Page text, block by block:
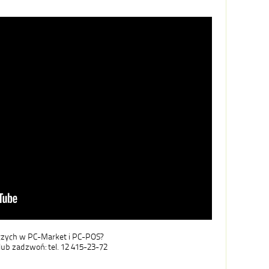
w PC-Market i PC-POS?
zadzwoń: tel. 12 415-23-72